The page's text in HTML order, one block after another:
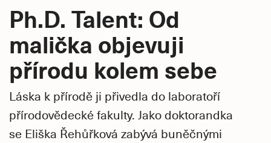
Ph.D. Talent: Od
malička objevuji
přírodu kolem sebe
Láska k přírodě ji přivedla do laboratoří
přírodovědecké fakulty. Jako doktorandka
se Eliška Řehůřková zabývá buněčnými